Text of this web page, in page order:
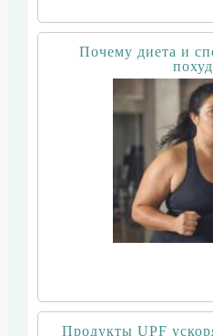
Почему диета и
Продукты UPF